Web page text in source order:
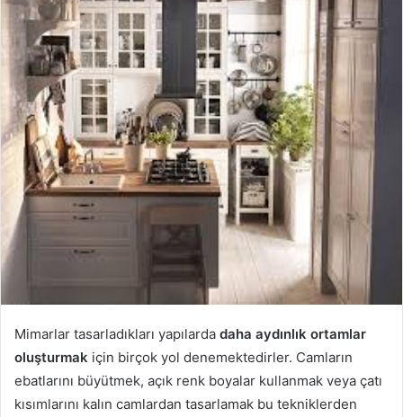
göndermek
Mimarlar tasarladıkları yapılarda daha aydınlık ortamlar
oluşturmak için birçok yol denemektedirler. Camların
ebatlarını büyütmek, açık renk boyalar kullanmak veya çatı
kısımlarını kalın camlardan tasarlamak bu tekniklerden